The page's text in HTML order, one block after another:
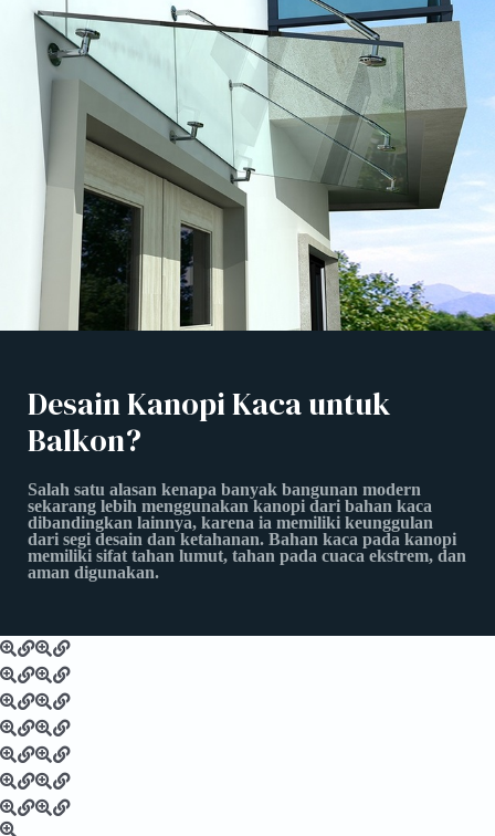
Desain Kanopi Kaca untuk
Balkon?
Salah satu alasan kenapa banyak bangunan modern
sekarang lebih menggunakan kanopi dari bahan kaca
dibandingkan lainnya, karena ia memiliki keunggulan
dari segi desain dan ketahanan. Bahan kaca pada kanopi
memiliki sifat tahan lumut, tahan pada cuaca ekstrem, dan
aman digunakan.